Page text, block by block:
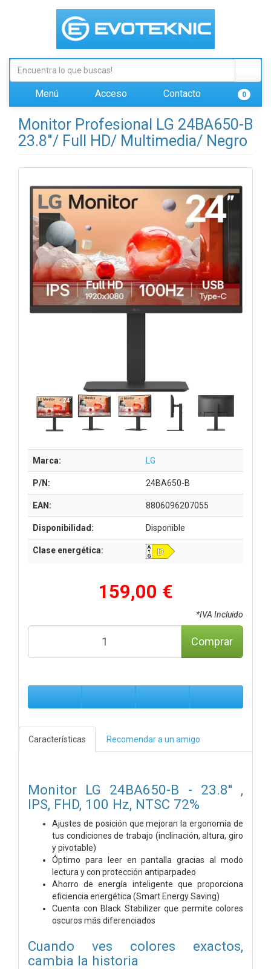
Menú Acceso Contacto 0
Monitor Profesional LG 24BA650-B
23.8"/ Full HD/ Multimedia/ Negro
Marca: LG
P/N: 24BA650-B
EAN: 8806096207055
Disponibilidad: Disponible
Clase energética:
159,00 €
*IVA Incluido
Comprar
Características Recomendar a un amigo
Monitor LG 24BA650-B - 23.8'' ,
IPS, FHD, 100 Hz, NTSC 72%
Ajustes de posición que mejoran la ergonomía de
tus condiciones de trabajo (inclinación, altura, giro
y pivotable)
Óptimo para leer en pantalla gracias al modo
lectura y con protección antiparpadeo
Ahorro de energía inteligente que proporciona
eficiencia energética (Smart Energy Saving)
Cuenta con Black Stabilizer que permite colores
oscuros más diferenciados
Cuando ves colores exactos,
cambia la historia